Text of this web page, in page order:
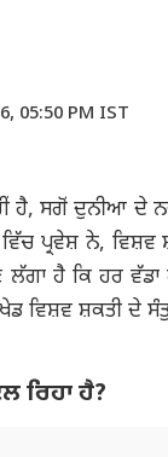
05:50 PM IST
ਹੈ, ਸਗੋਂ ਦੁਨੀਆ ਦੇ
ਪ੍ਰਵੇਸ਼ ਨੇ,
ਹੈ ਕਿ ਹਰ ਵੱਡਾ
ਵਿਸ਼ਵ ਸ਼ਕਤੀ ਦੇ
ਰਿਹਾ ਹੈ?